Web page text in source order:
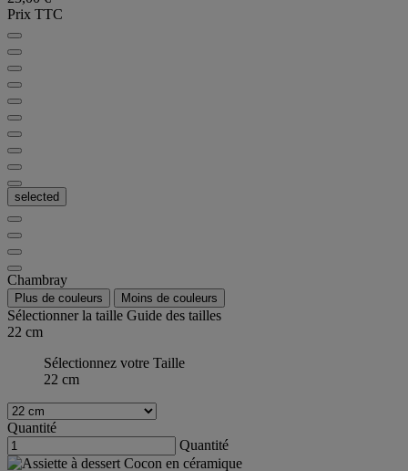
Prix TTC
selected
Chambray
Plus de couleurs Moins de couleurs
Sélectionner la taille Guide des tailles
22 cm
Sélectionnez votre Taille
22 cm
Quantité
Quantité